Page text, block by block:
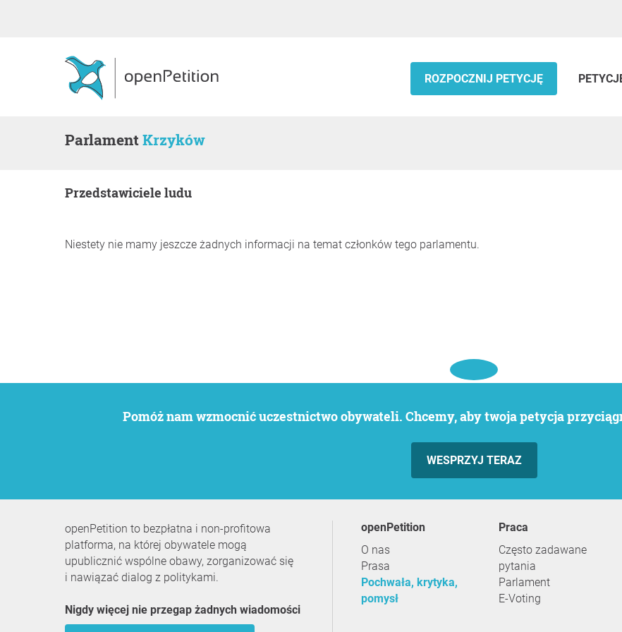
ROZPOCZNIJ PETYCJĘ
ParlamentKrzyków
Przedstawiciele ludu
Niestety nie mamy jeszcze żadnych informacji na temat członków tego parlamentu.
Pomóż nam wzmocnić uczestnictwo obywateli. Chcemy, aby twoja petycja
WESPRZYJ TERAZ
openPetition to bezpłatna i non-profitowa
platforma, na której obywatele mogą
upublicznić wspólne obawy, zorganizować się
i nawiązać dialog z politykami.
Nigdy więcej nie przegap żadnych wiadomości
openPetition
O nas
Prasa
Pochwała, krytyka,
pomysł
praca
Często zadawane
pytania
Parlament
E-Voting